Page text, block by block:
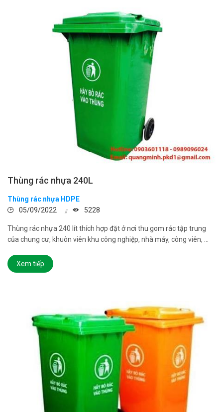
Thùng rác nhựa 240L
Thùng rác nhựa HDPE
05/09/2022
5228
Thùng rác nhựa 240 lít thích hợp đặt ở nơi thu gom rác tập trung
của chung cư, khuôn viên khu công nghiệp, nhà máy, công viên, ...
Xem tiếp